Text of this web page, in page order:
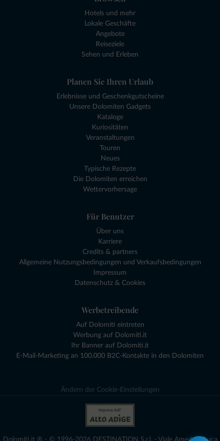
Hotels und mehr
Lokale Geschäfte
Angebote
Reiseziele
Sehen und Erleben
Planen Sie Ihren Urlaub
Erlebnisse und Geschenkgutscheine
Unsere Dolomiten Gadgets
Kataloge
Kuriositäten
Veranstaltungen
Touren
Neues
Typische Rezepte
Die Dolomiten erreichen
Wettervorhersage
Für Benutzer
Über uns
Karriere
Credits & partners
Allgemeine Nutzungsbedingungen und Verkaufsbedingungen
Impressum
Datenschutz & Cookies
Werbetreibende
Auf Dolomiti eintreten
Werbung auf Dolomiti.it
Ihr Banner auf Dolomiti.it
E-Mail-Marketing an 100.000 B2C-Kontakte in den Dolomiten
Ändern der Cookie-Einstellungen
Dolomiti.it ® - © 1996-2026 DESTINATION S.r.l. - Viale Amedeo Duca